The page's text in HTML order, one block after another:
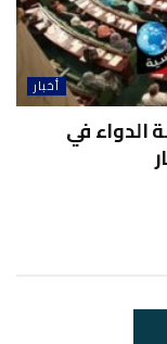
أخبار
الدواء في